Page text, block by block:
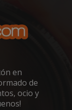
en
de
ocio y
Inc.